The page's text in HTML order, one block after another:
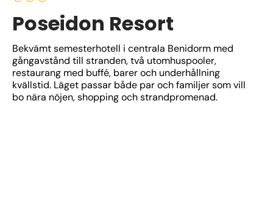
Poseidon Resort
Bekvämt semesterhotell i centrala Benidorm med
gångavstånd till stranden, två utomhuspooler,
restaurang med buffé, barer och underhållning
kvällstid. Läget passar både par och familjer som vill
bo nära nöjen, shopping och strandpromenad.